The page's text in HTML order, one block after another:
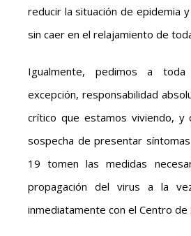
reducir la situación de epidemia
sin caer en el relajamiento de
Igualmente, pedimos a
excepción, responsabilidad
crítico que estamos viviendo, y
sospecha de presentar
19 tomen las medidas
propagación del virus a la
inmediatamente con el Centro de